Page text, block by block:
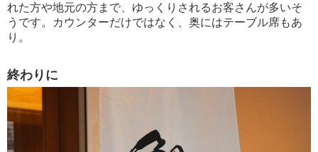
れた方や地元の方まで、ゆっくりされるお客さんが多いそ
うです。カウンターだけではなく、奥にはテーブル席もあ
り。
終わりに